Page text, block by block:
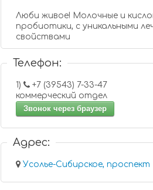
Люби живое! Молочные и
пробиотики, с уникальными
свойствами
Телефон:
1)
+7 (39543) 7-33-47
коммерческий отдел
Звонок через браузер
Адрес:
Усолье-Сибирское,